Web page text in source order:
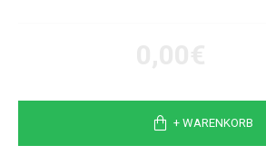
+ WARENKORB